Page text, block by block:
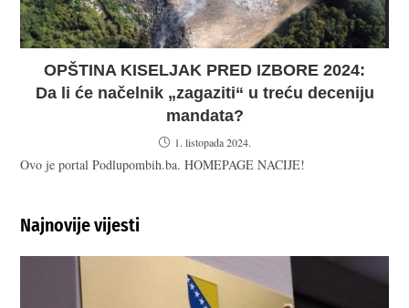
OPŠTINA KISELJAK PRED IZBORE 2024:
Da li će načelnik „zagaziti“ u treću deceniju
mandata?
1. listopada 2024.
Ovo je portal Podlupombih.ba. HOMEPAGE NACIJE!
Najnovije vijesti